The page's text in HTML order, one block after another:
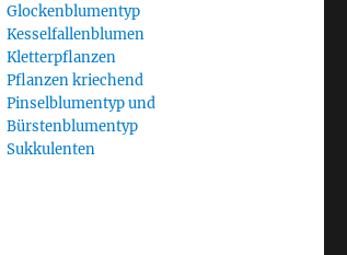
Glockenblumentyp
Kesselfallenblumen
Kletterpflanzen
Pflanzen kriechend
Pinselblumentyp und
Bürstenblumentyp
Sukkulenten